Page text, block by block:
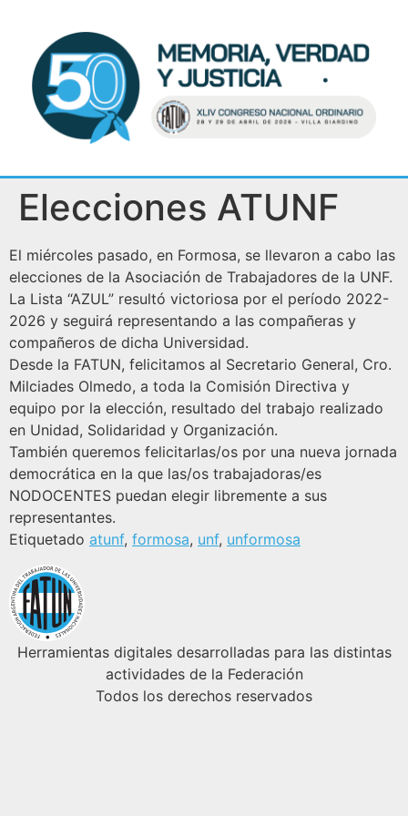
Elecciones ATUNF
El miércoles pasado, en Formosa, se llevaron a cabo las
elecciones de la Asociación de Trabajadores de la UNF.
La Lista “AZUL” resultó victoriosa por el período 2022-
2026 y seguirá representando a las compañeras y
compañeros de dicha Universidad.
Desde la FATUN, felicitamos al Secretario General, Cro.
Milciades Olmedo, a toda la Comisión Directiva y
equipo por la elección, resultado del trabajo realizado
en Unidad, Solidaridad y Organización.
También queremos felicitarlas/os por una nueva jornada
democrática en la que las/os trabajadoras/es
NODOCENTES puedan elegir libremente a sus
representantes.
Etiquetado atunf, formosa, unf, unformosa
Herramientas digitales desarrolladas para las distintas
actividades de la Federación
Todos los derechos reservados